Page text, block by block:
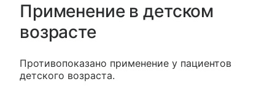
Применение в детском
возрасте
Противопоказано применение у пациентов
детского возраста.